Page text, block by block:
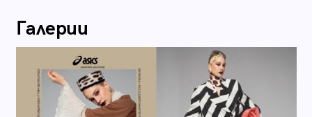
Галерии